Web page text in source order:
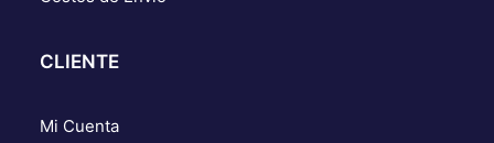
CLIENTE
Mi Cuenta